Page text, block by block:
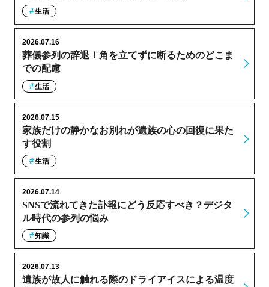
生活
葬儀参列の辞退！角を立てずに断るためのどこま
での配慮
2026.07.16
生活
家族だけの静かなお別れが遺族の心の回復に果た
す役割
2026.07.15
生活
SNSで流れてきた訃報にどう反応すべき？デジタ
ル時代の参列の悩み
2026.07.14
知識
遺族が故人に触れる際のドライアイスによる温度
2026.07.13